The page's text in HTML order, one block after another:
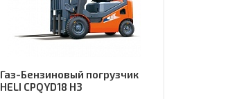
Газ-Бензиновый погрузчик
HELI CPQYD18 H3